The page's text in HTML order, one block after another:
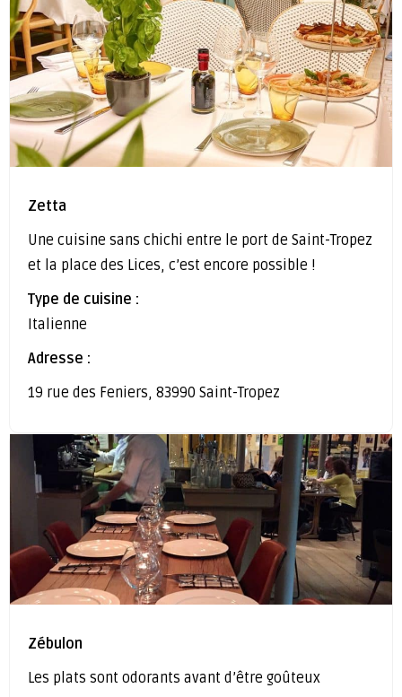
Zetta
Une cuisine sans chichi entre le port de Saint-Tropez
et la place des Lices, c’est encore possible !
Type de cuisine :
Italienne
Adresse :
19 rue des Feniers, 83990 Saint-Tropez
Zébulon
Les plats sont odorants avant d’être goûteux